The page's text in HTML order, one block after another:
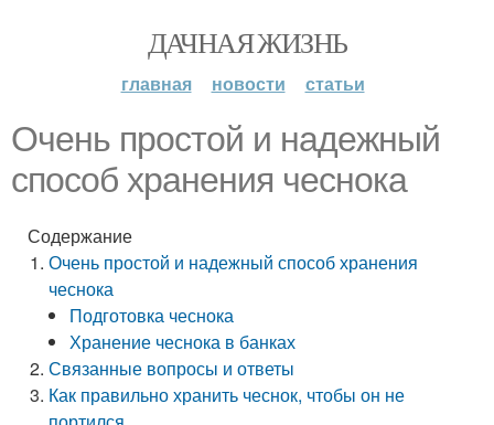
ДАЧНАЯ ЖИЗНЬ
главная новости статьи
Очень простой и надежный
способ хранения чеснока
Содержание
Очень простой и надежный способ хранения
чеснока
Подготовка чеснока
Хранение чеснока в банках
Связанные вопросы и ответы
Как правильно хранить чеснок, чтобы он не